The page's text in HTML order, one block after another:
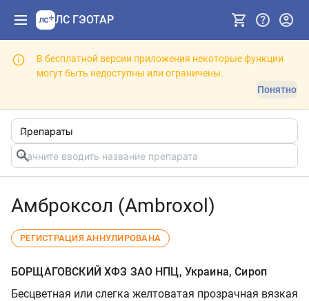
ЛС ГЭОТАР
В бесплатной версии приложения некоторые функции
могут быть недоступны или ограничены.
Понятно
Амброксол (Ambroxol)
РЕГИСТРАЦИЯ АННУЛИРОВАНА
БОРЩАГОВСКИЙ ХФЗ ЗАО НПЦ, Украина, Сироп
Бесцветная или слегка желтоватая прозрачная вязкая